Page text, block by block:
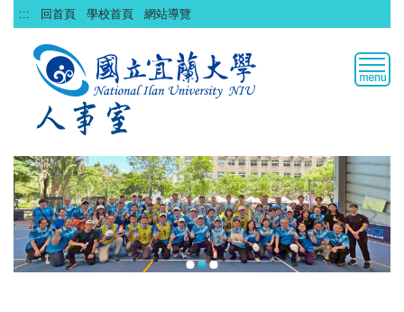
跳
到
::: 回首頁 學校首頁 網站導覽